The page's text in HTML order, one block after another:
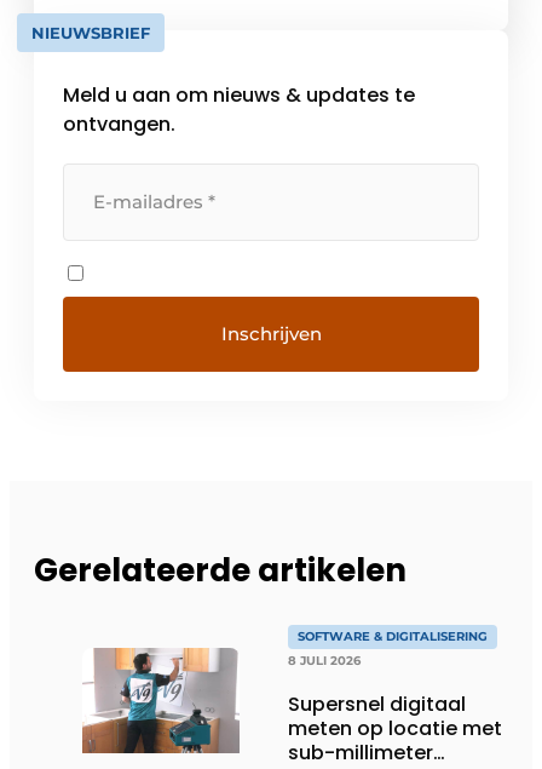
passende oplossing […]
NIEUWSBRIEF
Meld u aan om nieuws & updates te
ontvangen.
Gerelateerde artikelen
SOFTWARE & DIGITALISERING
8 JULI 2026
Supersnel digitaal
meten op locatie met
sub-millimeter